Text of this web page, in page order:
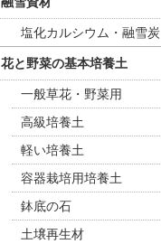
塩化カルシウム・融雪炭
花と野菜の基本培養土
一般草花・野菜用
高級培養土
軽い培養土
容器栽培用培養土
鉢底の石
土壌再生材